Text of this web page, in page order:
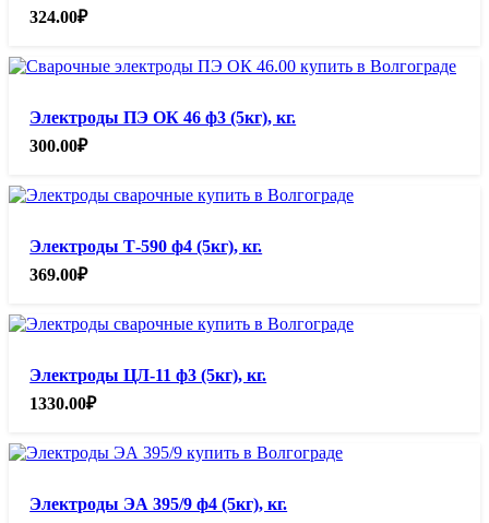
324.00₽
Электроды ПЭ ОК 46 ф3 (5кг), кг.
300.00₽
Электроды Т-590 ф4 (5кг), кг.
369.00₽
Электроды ЦЛ-11 ф3 (5кг), кг.
1330.00₽
Электроды ЭА 395/9 ф4 (5кг), кг.